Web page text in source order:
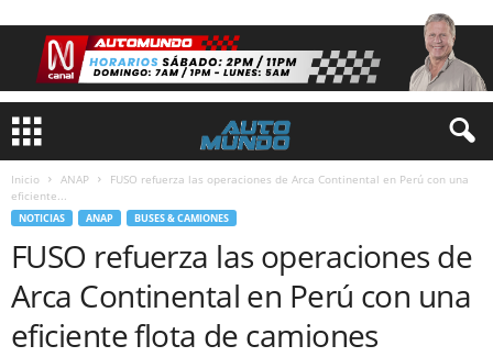
Inicio ANAP
FUSO refuerza las operaciones de Arca Continental en Perú con una
eficiente...
NOTICIAS ANAP BUSES & CAMIONES
FUSO refuerza las operaciones de
Arca Continental en Perú con una
eficiente flota de camiones